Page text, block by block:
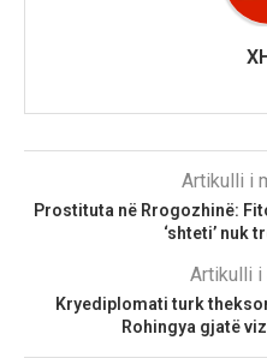
Artikulli i
Prostituta në Rrogozhinë:
‘shteti’ nuk
Artikulli i
Kryediplomati turk
Rohingya gjatë